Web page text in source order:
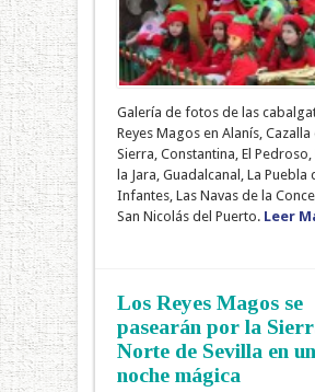
Galería de fotos de las
Reyes Magos en Alanís, Cazalla
Sierra, Constantina, El Pedroso,
la Jara, Guadalcanal, La Puebla
Infantes, Las Navas de la
San Nicolás del Puerto. Leer
Los Reyes Magos se
pasearán por la
Norte de Sevilla en
noche mágica